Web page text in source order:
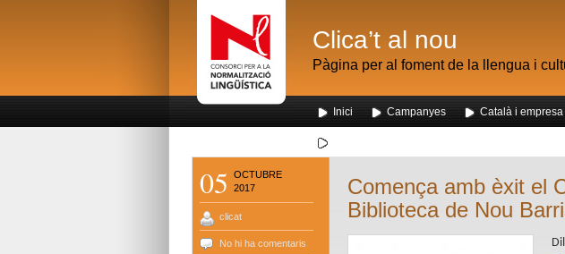
Clica’t al nou
Pàgina per al foment de la llengua i
Inici Campanyes Català i empresa
05
OCTUBRE
2017
clicat
No hi ha comentaris
Comença amb èxit el
Biblioteca de Nou